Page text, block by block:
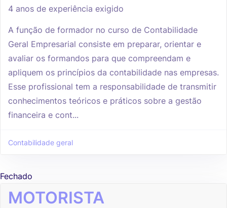
4 anos de experiência exigido
A função de formador no curso de Contabilidade
Geral Empresarial consiste em preparar, orientar e
avaliar os formandos para que compreendam e
apliquem os princípios da contabilidade nas empresas.
Esse profissional tem a responsabilidade de transmitir
conhecimentos teóricos e práticos sobre a gestão
financeira e cont...
Contabilidade geral
Fechado
MOTORISTA